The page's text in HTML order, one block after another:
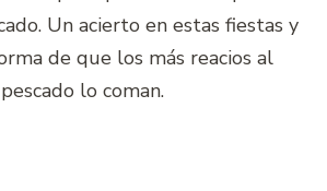
Un acierto en estas fiestas y
de que los más reacios al
pescado lo coman.